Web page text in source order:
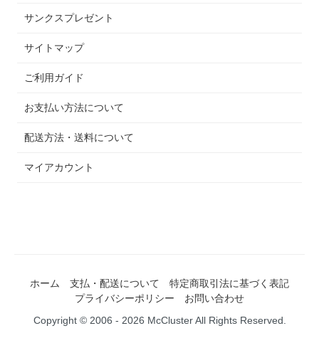
サンクスプレゼント
サイトマップ
ご利用ガイド
お支払い方法について
配送方法・送料について
マイアカウント
ホーム 支払・配送について
特定商取引法に基づく表記
プライバシーポリシー
お問い合わせ
Copyright © 2006 - 2026 McCluster All Rights Reserved.